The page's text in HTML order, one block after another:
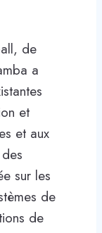
de
a
et
et aux
sur les
de
de